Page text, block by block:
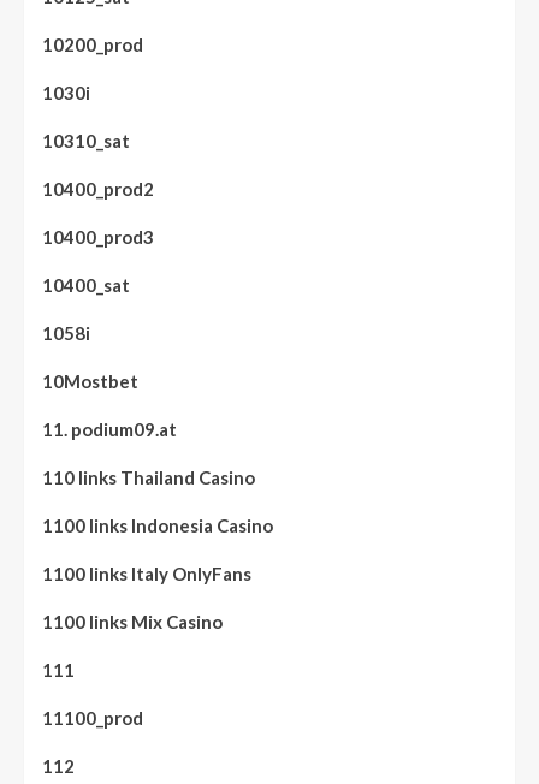
10200_prod
1030i
10310_sat
10400_prod2
10400_prod3
10400_sat
1058i
10Mostbet
11. podium09.at
110 links Thailand Casino
1100 links Indonesia Casino
1100 links Italy OnlyFans
1100 links Mix Casino
111
11100_prod
112